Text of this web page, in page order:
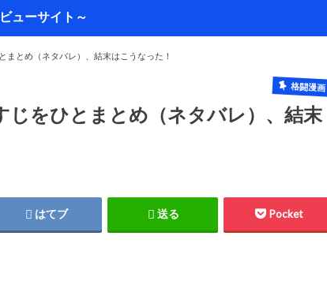
まとめ（ネタバレ）、結末はこうなった！
格闘漫画
じをひとまとめ（ネタバレ）、結末
はてブ 送る Pocket